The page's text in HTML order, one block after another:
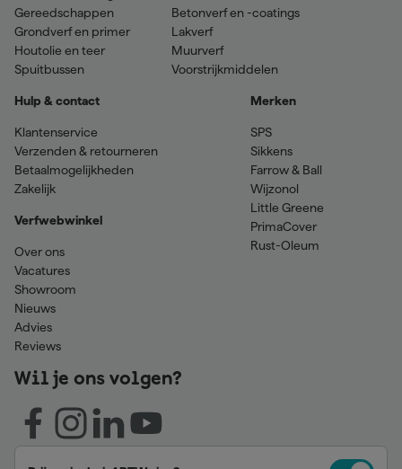
Gereedschappen
Grondverf en primer
Houtolie en teer
Spuitbussen
Betonverf en -coatings
Lakverf
Muurverf
Voorstrijkmiddelen
Hulp & contact
Klantenservice
Verzenden & retourneren
Betaalmogelijkheden
Zakelijk
Verfwebwinkel
Over ons
Vacatures
Showroom
Nieuws
Advies
Reviews
Merken
SPS
Sikkens
Farrow & Ball
Wijzonol
Little Greene
PrimaCover
Rust-Oleum
Wil je ons volgen?